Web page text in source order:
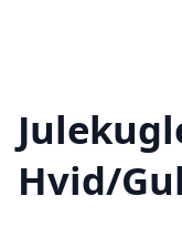
Hvid/